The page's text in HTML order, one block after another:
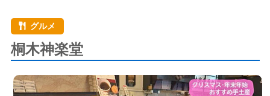
グルメ
桐木神楽堂